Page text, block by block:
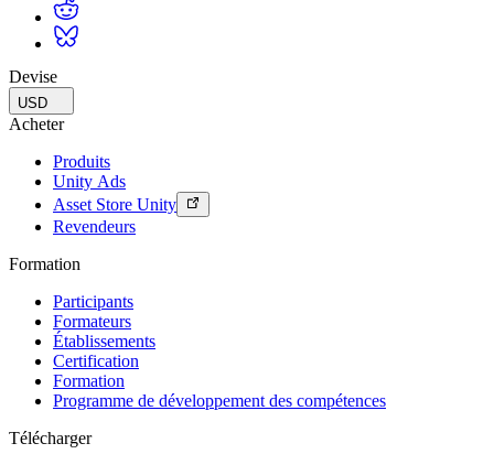
Devise
USD
Acheter
Produits
Unity Ads
Asset Store Unity
Revendeurs
Formation
Participants
Formateurs
Établissements
Certification
Formation
Programme de développement des compétences
Télécharger